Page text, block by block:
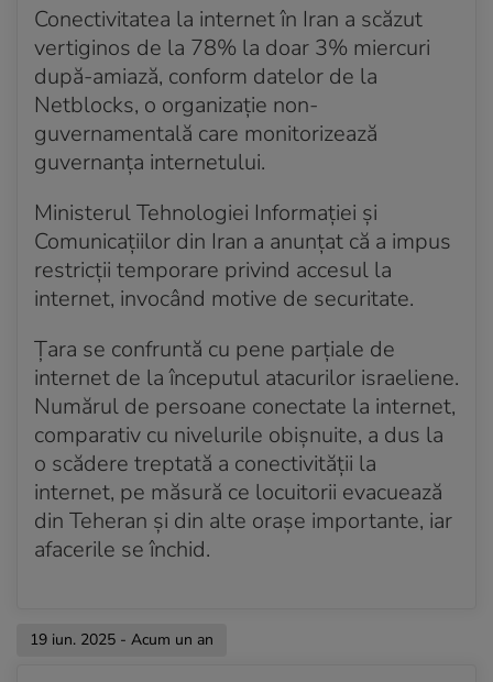
Conectivitatea la internet în Iran a scăzut
vertiginos de la 78% la doar 3% miercuri
după-amiază, conform datelor de la
Netblocks, o organizație non-
guvernamentală care monitorizează
guvernanța internetului.
Ministerul Tehnologiei Informației și
Comunicațiilor din Iran a anunțat că a impus
restricții temporare privind accesul la
internet, invocând motive de securitate.
Țara se confruntă cu pene parțiale de
internet de la începutul atacurilor israeliene.
Numărul de persoane conectate la internet,
comparativ cu nivelurile obișnuite, a dus la
o scădere treptată a conectivității la
internet, pe măsură ce locuitorii evacuează
din Teheran și din alte orașe importante, iar
afacerile se închid.
19 iun. 2025 - Acum un an